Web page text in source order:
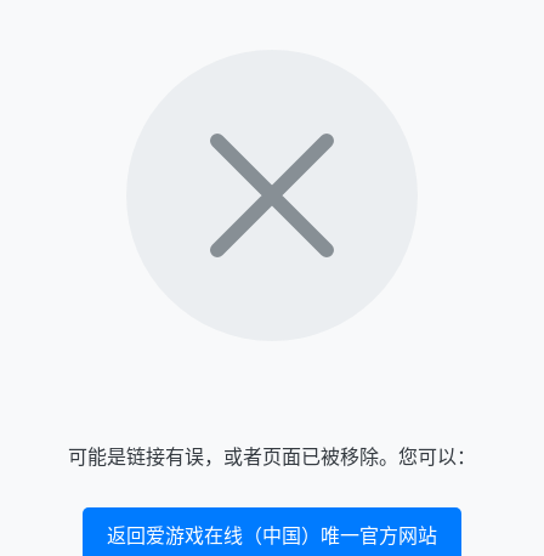
可能是链接有误，或者页面已被移除。您可以：
返回爱游戏在线（中国）唯一官方网站